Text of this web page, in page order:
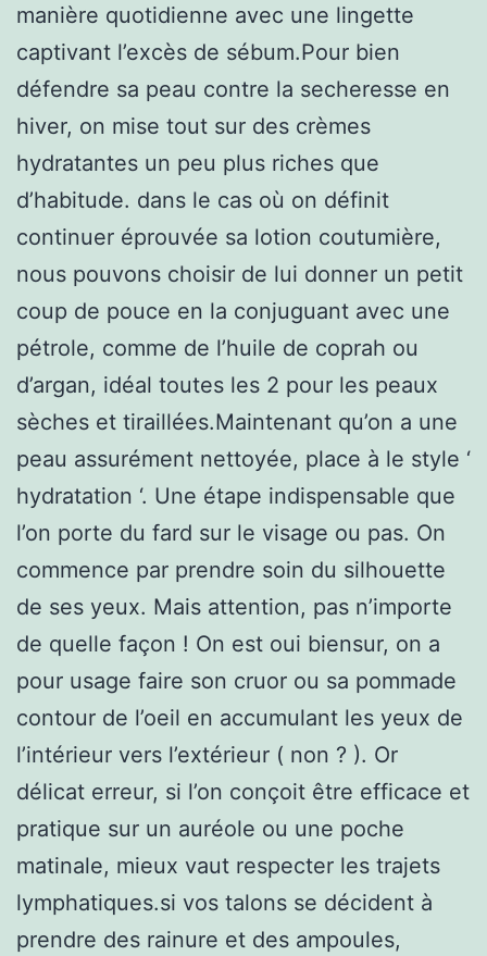
manière quotidienne avec une lingette
captivant l’excès de sébum.Pour bien
défendre sa peau contre la secheresse en
hiver, on mise tout sur des crèmes
hydratantes un peu plus riches que
d’habitude. dans le cas où on définit
continuer éprouvée sa lotion coutumière,
nous pouvons choisir de lui donner un petit
coup de pouce en la conjuguant avec une
pétrole, comme de l’huile de coprah ou
d’argan, idéal toutes les 2 pour les peaux
sèches et tiraillées.Maintenant qu’on a une
peau assurément nettoyée, place à le style ‘
hydratation ‘. Une étape indispensable que
l’on porte du fard sur le visage ou pas. On
commence par prendre soin du silhouette
de ses yeux. Mais attention, pas n’importe
de quelle façon ! On est oui biensur, on a
pour usage faire son cruor ou sa pommade
contour de l’oeil en accumulant les yeux de
l’intérieur vers l’extérieur ( non ? ). Or
délicat erreur, si l’on conçoit être efficace et
pratique sur un auréole ou une poche
matinale, mieux vaut respecter les trajets
lymphatiques.si vos talons se décident à
prendre des rainure et des ampoules,